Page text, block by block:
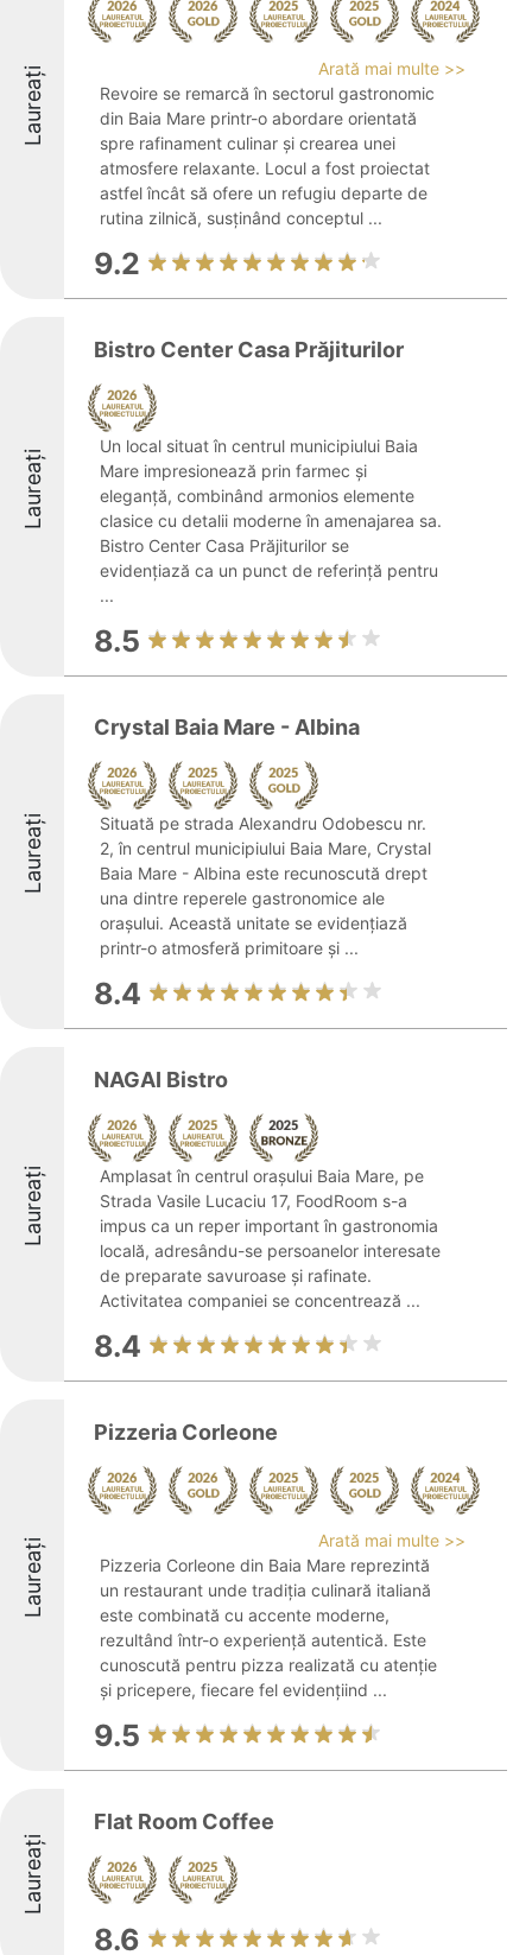
Laureați
Arată mai multe >>
Revoire se remarcă în sectorul gastronomic
din Baia Mare printr-o abordare orientată
spre rafinament culinar și crearea unei
atmosfere relaxante. Locul a fost proiectat
astfel încât să ofere un refugiu departe de
rutina zilnică, susținând conceptul ...
9.2
Laureați
Bistro Center Casa Prăjiturilor
Un local situat în centrul municipiului Baia
Mare impresionează prin farmec şi
eleganţă, combinând armonios elemente
clasice cu detalii moderne în amenajarea sa.
Bistro Center Casa Prăjiturilor se
evidențiază ca un punct de referinţă pentru
...
8.5
Laureați
Crystal Baia Mare - Albina
Situată pe strada Alexandru Odobescu nr.
2, în centrul municipiului Baia Mare, Crystal
Baia Mare - Albina este recunoscută drept
una dintre reperele gastronomice ale
orașului. Această unitate se evidențiază
printr-o atmosferă primitoare și ...
8.4
Laureați
NAGAI Bistro
Amplasat în centrul orașului Baia Mare, pe
Strada Vasile Lucaciu 17, FoodRoom s-a
impus ca un reper important în gastronomia
locală, adresându-se persoanelor interesate
de preparate savuroase și rafinate.
Activitatea companiei se concentrează ...
8.4
Laureați
Pizzeria Corleone
Arată mai multe >>
Pizzeria Corleone din Baia Mare reprezintă
un restaurant unde tradiția culinară italiană
este combinată cu accente moderne,
rezultând într-o experiență autentică. Este
cunoscută pentru pizza realizată cu atenție
și pricepere, fiecare fel evidențiind ...
9.5
Laureați
Flat Room Coffee
8.6